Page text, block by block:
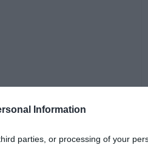
Information
parties, or processing of your
műszaki mentést
kezelte.